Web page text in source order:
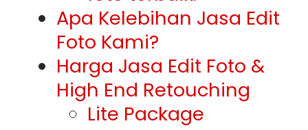
Apa Kelebihan Jasa Edit
Foto Kami?
Harga Jasa Edit Foto &
High End Retouching
Lite Package